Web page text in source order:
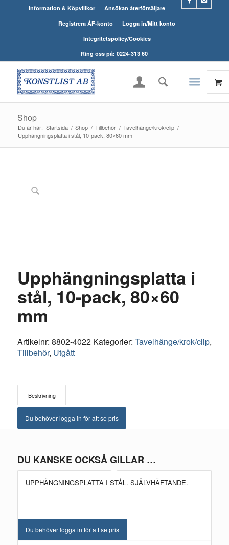
Information & Köpvillkor
Ansökan återförsäljare
Registrera ÅF-konto
Logga in/Mitt konto
Integritetspolicy/Cookies
Ring oss på: 0224-313 60
Shop
Du är här: Startsida / Shop / Tillbehör / Tavelhänge/krok/clip /
Upphängningsplatta i stål, 10-pack, 80×60 mm
Upphängningsplatta i
stål, 10-pack, 80×60
mm
Artikelnr: 8802-4022 Kategorier: Tavelhänge/krok/clip,
Tillbehör, Utgått
Beskrivning
Du behöver logga in för att se pris
DU KANSKE OCKSÅ GILLAR …
UPPHÄNGNINGSPLATTA I STÅL. SJÄLVHÄFTANDE.
Du behöver logga in för att se pris